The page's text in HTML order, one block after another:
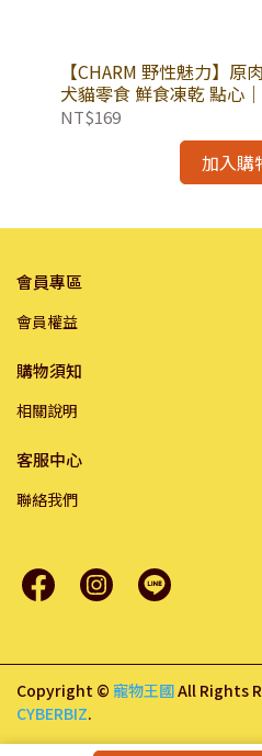
【CHARM 野性魅力】
犬貓零食 鮮食凍乾 點心
蝦 干貝
NT$169
加入購
會員專區
會員權益
購物須知
相關說明
客服中心
聯絡我們
Copyright © 寵物王國All Rights
CYBERBIZ.